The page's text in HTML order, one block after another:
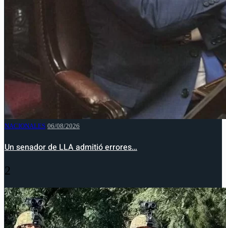
NACIONALES 06/08/2026
Un senador de LLA admitió errores…
2